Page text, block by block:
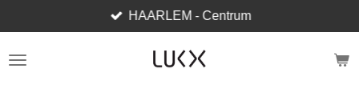
direct
naar
HAARLEM - Centrum